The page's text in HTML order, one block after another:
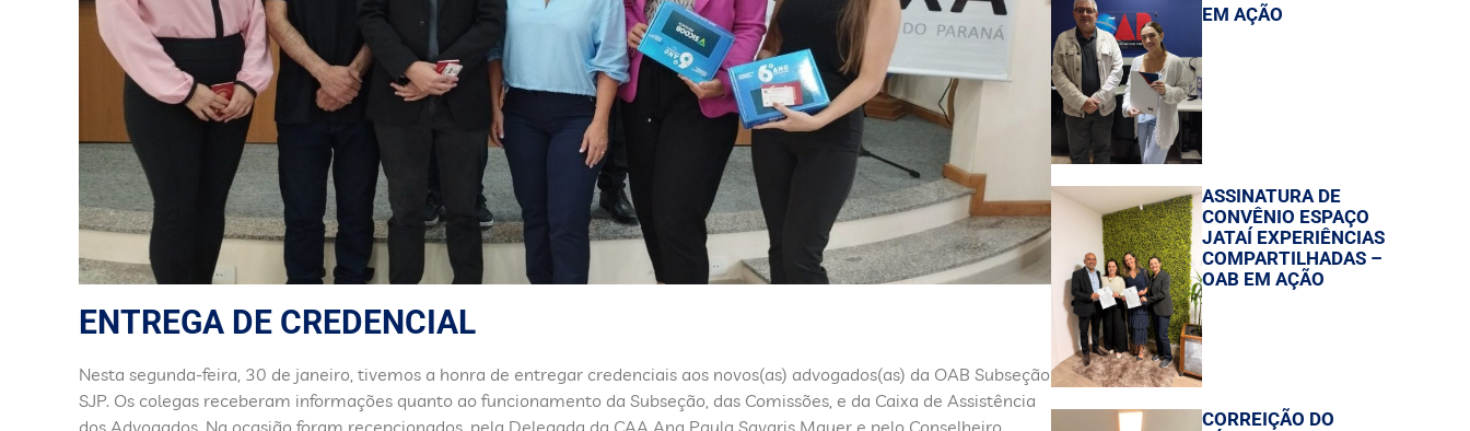
ENTREGA DE CREDENCIAL
Nesta segunda-feira, 30 de janeiro, tivemos a honra de entregar credenciais aos novos(as) advogados(as) da OAB Subseção
SJP. Os colegas receberam informações quanto ao funcionamento da Subseção, das Comissões, e da Caixa de Assistência
dos Advogados. Na ocasião foram recepcionados, pela Delegada da CAA Ana Paula Savaris Mayer e pelo Conselheiro
EM AÇÃO
ASSINATURA DE
CONVÊNIO ESPAÇO
JATAÍ EXPERIÊNCIAS
COMPARTILHADAS –
OAB EM AÇÃO
CORREIÇÃO DO